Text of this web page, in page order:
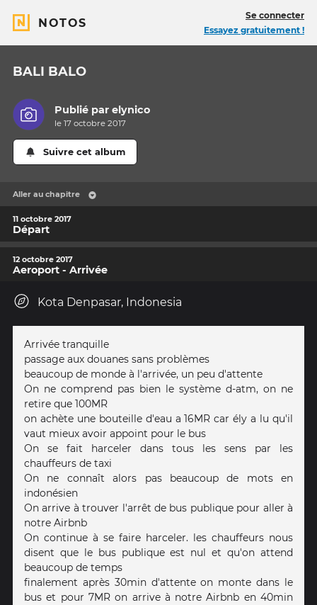
NOTOS
Se connecter
Essayez gratuitement !
BALI BALO
Publié parelynico
le 17 octobre 2017
Suivre cet album
Aller au chapitre
11 octobre 2017
Départ
12 octobre 2017
Aeroport - Arrivée
Kota Denpasar, Indonesia
Arrivée tranquille
passage aux douanes sans problèmes
beaucoup de monde à l'arrivée, un peu d'attente
On ne comprend pas bien le système d-atm, on ne
retire que 100MR
on achète une bouteille d'eau a 16MR car ély a lu qu'il
vaut mieux avoir appoint pour le bus
On se fait harceler dans tous les sens par les
chauffeurs de taxi
On ne connaît alors pas beaucoup de mots en
indonésien
On arrive à trouver l'arrêt de bus publique pour aller à
notre Airbnb
On continue à se faire harceler. les chauffeurs nous
disent que le bus publique est nul et qu'on attend
beaucoup de temps
finalement après 30min d'attente on monte dans le
bus et pour 7MR on arrive à notre Airbnb en 40min